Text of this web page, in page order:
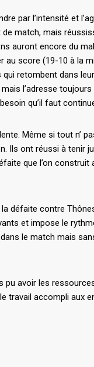
par l’intensité et
match, mais
auront encore du
au score (19-10 à la
retombent dans
l’adresse
qu’il faut
Même si tout n’
Ils ont réussi à tenir
que l’on
défaite contre
et impose le
le match mais
pu avoir les
travail accompli aux